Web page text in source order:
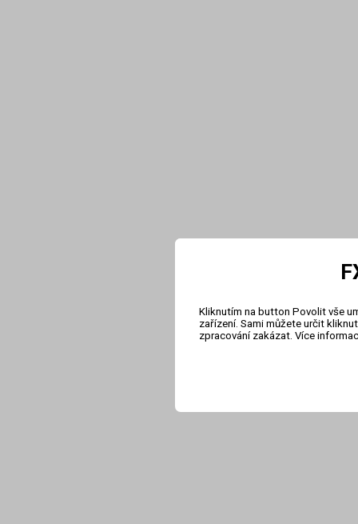
Kliknutím na button Povolit vše
zařízení. Sami můžete určit
zpracování zakázat. Více